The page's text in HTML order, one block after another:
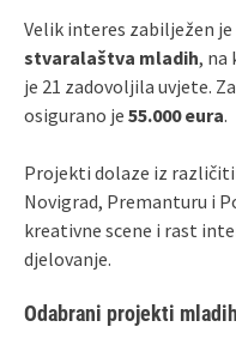
Velik interes zabilježen je
stvaralaštva mladih, na
je 21 zadovoljila uvjete.
osigurano je 55.000 eura.
Projekti dolaze iz
Novigrad, Premanturu i
kreativne scene i rast
djelovanje.
Odabrani projekti